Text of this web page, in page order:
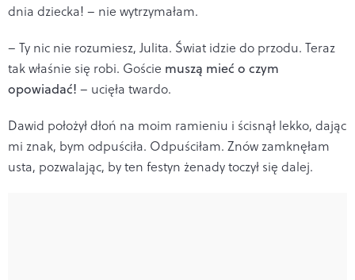
dnia dziecka! – nie wytrzymałam.
– Ty nic nie rozumiesz, Julita. Świat idzie do przodu. Teraz
tak właśnie się robi. Goście muszą mieć o czym
opowiadać! – ucięła twardo.
Dawid położył dłoń na moim ramieniu i ścisnął lekko, dając
mi znak, bym odpuściła. Odpuściłam. Znów zamknęłam
usta, pozwalając, by ten festyn żenady toczył się dalej.